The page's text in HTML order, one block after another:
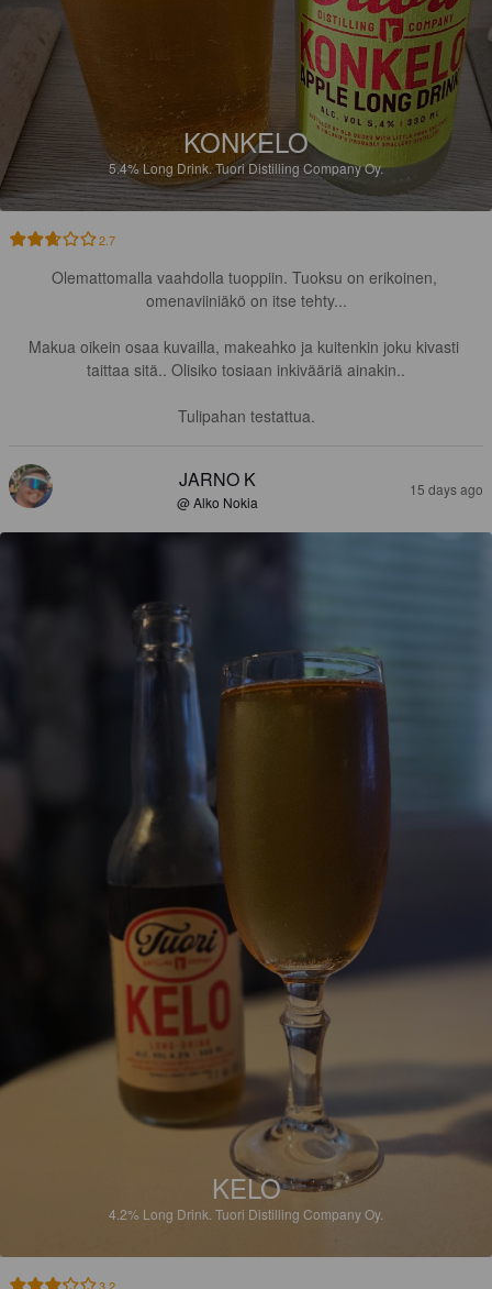
KONKELO
5.4%Long Drink.Tuori Distilling Company Oy.
2.7
Olemattomalla vaahdolla tuoppiin. Tuoksu on erikoinen,
omenaviiniäkö on itse tehty...
Makua oikein osaa kuvailla, makeahko ja kuitenkin joku kivasti
taittaa sitä.. Olisiko tosiaan inkivääriä ainakin..
Tulipahan testattua.
JARNO K
@ Alko Nokia
15 days ago
KELO
4.2% Long Drink. Tuori Distilling Company Oy.